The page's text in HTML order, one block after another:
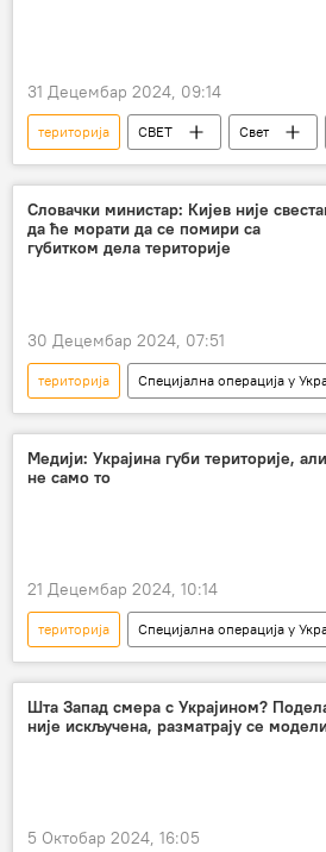
територијални суверенитет
31 Децембар 2024, 09:14
територија СВЕТ Свет
Запад
Доналд Трамп
Словачки министар: Кијев није
да ће морати да се помири са
губитком дела територије
30 Децембар 2024, 07:51
територија
Специјална операција у
Специјална војна операција у Украјини –
Украјина
Русија Словачка
Медији: Украјина губи територије, али
не само то
21 Децембар 2024, 10:14
територија
Специјална операција у
Специјална војна операција у Украјини –
Украјина
губитак
Шта Запад смера с Украјином?
није искључена, разматрају се
5 Октобар 2024, 16:05